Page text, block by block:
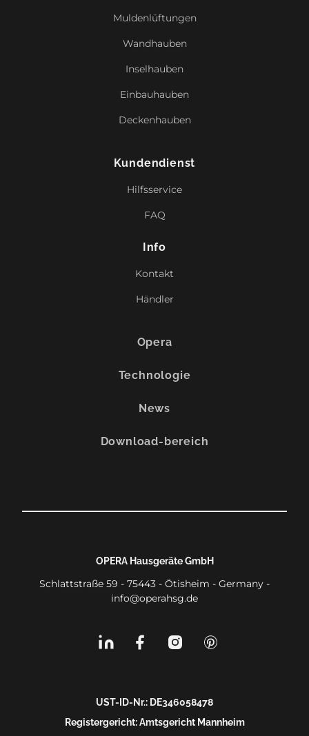
Muldenlüftungen
Wandhauben
Inselhauben
Einbauhauben
Deckenhauben
Kundendienst
Hilfsservice
FAQ
Info
Kontakt
Händler
Opera
Technologie
News
Download-bereich
OPERA Hausgeräte GmbH
Schlattstraße 59 - 75443 - Ötisheim - Germany -
info@operahsg.de
UST-ID-Nr.: DE346058478
Registergericht: Amtsgericht Mannheim